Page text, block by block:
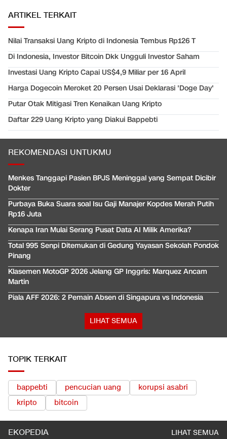
ARTIKEL TERKAIT
Nilai Transaksi Uang Kripto di Indonesia Tembus Rp126 T
Di Indonesia, Investor Bitcoin Dkk Ungguli Investor Saham
Investasi Uang Kripto Capai US$4,9 Miliar per 16 April
Harga Dogecoin Meroket 20 Persen Usai Deklarasi 'Doge Day'
Putar Otak Mitigasi Tren Kenaikan Uang Kripto
Daftar 229 Uang Kripto yang Diakui Bappebti
REKOMENDASI UNTUKMU
Menkes Tanggapi Pasien BPJS Meninggal yang Sempat Dicibir
Dokter
Purbaya Buka Suara soal Isu Gaji Manajer Kopdes Merah Putih
Rp16 Juta
Kenapa Iran Mulai Serang Pusat Data AI Milik Amerika?
Total 995 Senpi Ditemukan di Gedung Yayasan Sekolah Pondok
Pinang
Klasemen MotoGP 2026 Jelang GP Inggris: Marquez Ancam
Martin
Piala AFF 2026: 2 Pemain Absen di Singapura vs Indonesia
LIHAT SEMUA
TOPIK TERKAIT
bappebti pencucian uang
korupsi asabri
kripto
bitcoin
EKOPEDIA LIHAT SEMUA